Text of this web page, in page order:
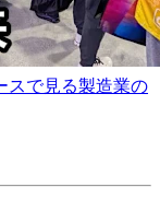
スで見る製造業の